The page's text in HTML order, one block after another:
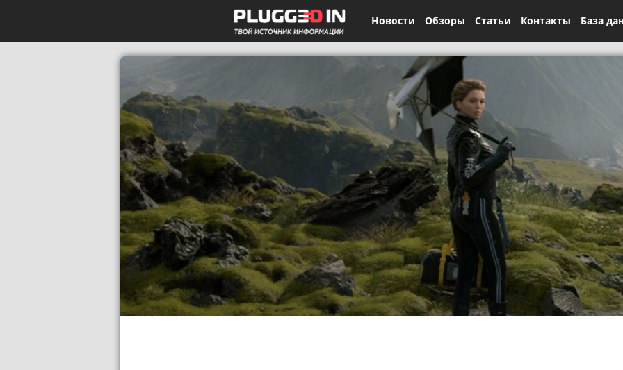
Новости Обзоры Статьи Контакты База